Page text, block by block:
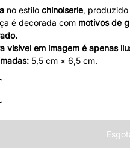
no estilochinoiserie,
é decorada com motivos de
visível em imagem é apenas
5,5 cm × 6,5 cm.